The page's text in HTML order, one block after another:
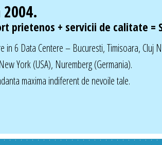
prietenos + servicii de calitate =
in 6 Data Centere – Bucuresti, Timisoara, Cluj
York (USA), Nuremberg (Germania).
maxima indiferent de nevoile tale.